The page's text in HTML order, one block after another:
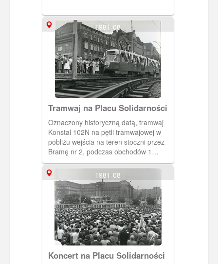
1981-08
Tramwaj na Placu Solidarności
Oznaczony historyczną datą, tramwaj
Konstal 102N na pętli tramwajowej w
pobliżu wejścia na teren stoczni przez
Bramę nr 2, podczas obchodów 1
rocznicy wybuchu strajków
sierpniowych. W tle widoczne budynki
położone przy ul. Jana z Kolna. Autor:
Marek Kaliszczak
1981-08
Koncert na Placu Solidarności